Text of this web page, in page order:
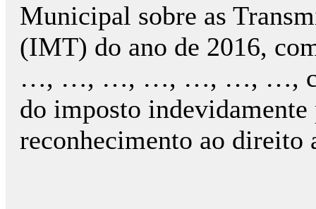
Municipal sobre as
(IMT) do ano de 2016,
…, …, …, …, …, …, …, com
do imposto
reconhecimento ao